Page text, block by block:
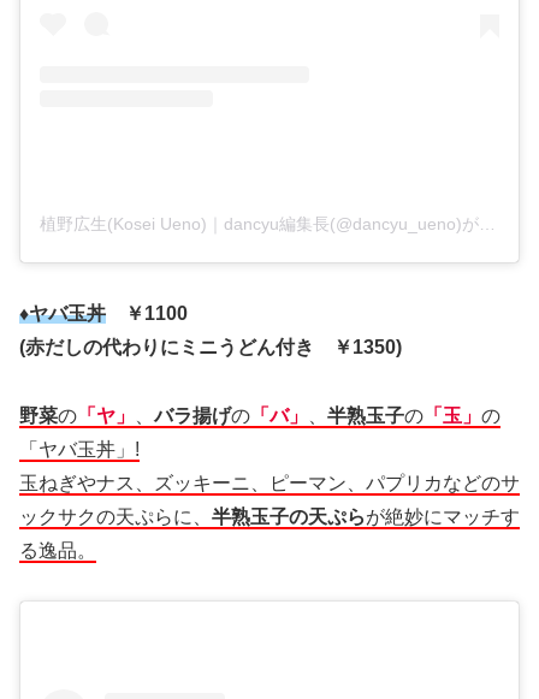
♦ヤバ玉丼 ￥1100
(赤だしの代わりにミニうどん付き ￥1350)
野菜の 「ヤ」 、バラ揚げの 「バ」 半熟玉子の 「玉」 の
「ヤバ玉丼」!
玉ねぎやナス、ズッキーニ、ピーマン、パプリカなどのサ
ックサクの天ぷらに、 半熟玉子の天ぷらが絶妙にマッチす
る逸品。